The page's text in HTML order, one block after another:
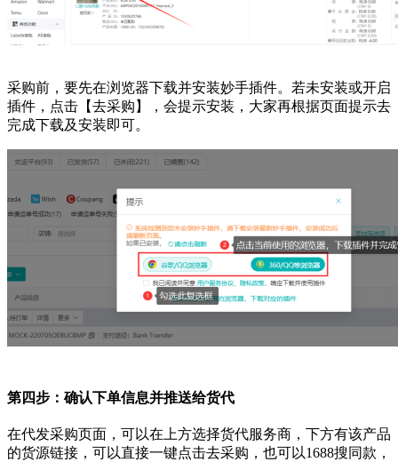
采购前，要先在浏览器下载并安装妙手插件。若未安装或开启
插件，点击【去采购】，会提示安装，大家再根据页面提示去
完成下载及安装即可。
第四步：确认下单信息并推送给货代
在代发采购页面，可以在上方选择货代服务商，下方有该产品
的货源链接，可以直接一键点击去采购，也可以1688搜同款，